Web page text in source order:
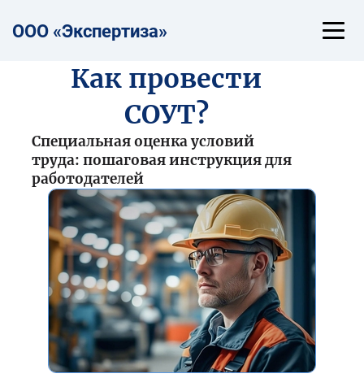
ООО «Экспертиза»
Как провести
СОУТ?
Специальная оценка условий
труда: пошаговая инструкция для
работодателей